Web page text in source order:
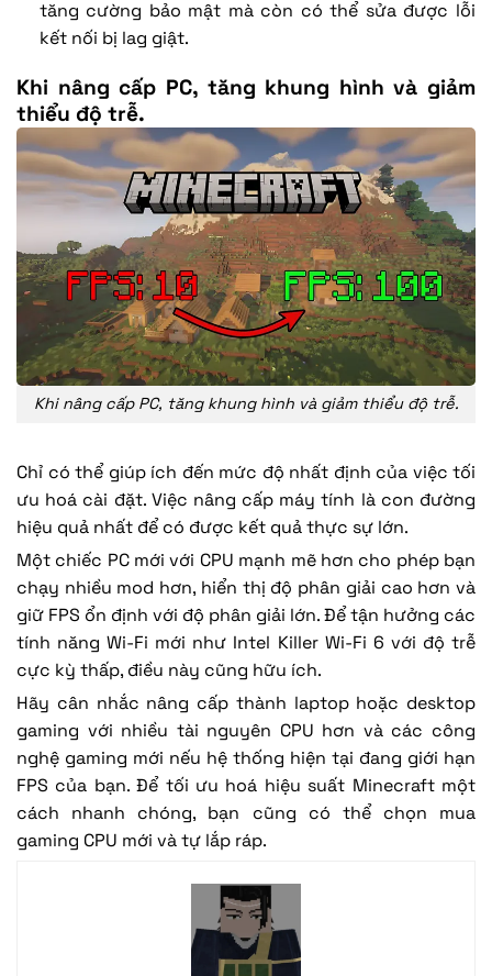
tăng cường bảo mật mà còn có thể sửa được lỗi
kết nối bị lag giật.
Khi nâng cấp PC, tăng khung hình và giảm
thiểu độ trễ.
Khi nâng cấp PC, tăng khung hình và giảm thiểu độ trễ.
Chỉ có thể giúp ích đến mức độ nhất định của việc tối
ưu hoá cài đặt. Việc nâng cấp máy tính là con đường
hiệu quả nhất để có được kết quả thực sự lớn.
Một chiếc PC mới với CPU mạnh mẽ hơn cho phép bạn
chạy nhiều mod hơn, hiển thị độ phân giải cao hơn và
giữ FPS ổn định với độ phân giải lớn. Để tận hưởng các
tính năng Wi-Fi mới như Intel Killer Wi-Fi 6 với độ trễ
cực kỳ thấp, điều này cũng hữu ích.
Hãy cân nhắc nâng cấp thành laptop hoặc desktop
gaming với nhiều tài nguyên CPU hơn và các công
nghệ gaming mới nếu hệ thống hiện tại đang giới hạn
FPS của bạn. Để tối ưu hoá hiệu suất Minecraft một
cách nhanh chóng, bạn cũng có thể chọn mua
gaming CPU mới và tự lắp ráp.